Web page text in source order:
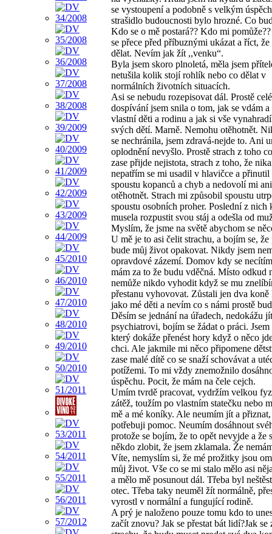
se vystoupení a podobně s velkým
strašidlo budoucnosti bylo hrozné. Co
Kdo se o mě postará?? Kdo mi
se přece před příbuznými ukázat a říct,
dělat. Nevím jak žít ,,venku“.
Byla jsem skoro plnoletá, měla jsem
netušila kolik stojí rohlík nebo co dělat v
normálních životních situacích.
Asi se nebudu rozepisovat dál. Prostě celé
dospívání jsem snila o tom, jak se vdám
vlastní děti a rodinu a jak si vše
svých dětí. Marně. Nemohu otěhotnět.
se nechránila, jsem zdravá-nejde to. Ani
oplodnění nevyšlo. Prostě strach z toho
zase přijde nejistota, strach z toho, že
nepatřím se mi usadil v hlavičce a přinutil
spoustu kopanců a chyb a nedovolí mi ani
otěhotnět. Strach mi způsobil spoustu
spoustu osobních proher. Poslední z nich
musela rozpustit svou stáj a odešla od
Myslím, že jsme na světě abychom se
U mě je to asi čelit strachu, a bojím se, že
bude můj život opakovat. Nikdy jsem
opravdové zázemí. Domov kdy se
mám za to že budu vděčná. Místo odkud
nemůže nikdo vyhodit když se mu
přestanu vyhovovat. Zůstali jen dva koně
jako mé děti a nevím co s námi prostě
Děsím se jednání na úřadech, nedokážu
psychiatrovi, bojím se žádat o práci.
který dokáže přenést hory když o něco
chci. Ale jakmile mi něco připomene
zase malé dítě co se snaží schovávat a
potížemi. To mi vždy znemožnilo
úspěchu. Pocit, že mám na čele cejch.
Umím tvrdě pracovat, vydržím velkou
zátěž, toužím po vlastním statečku nebo
mě a mé koníky. Ale neumím jít a přiznat,
potřebuji pomoc. Neumím dosáhnout
protože se bojím, že to opět nevyjde a že
někdo zlobit, že jsem zklamala. Že
Víte, nemyslím si, že mé prožitky jsou
můj život. Vše co se mi stalo mělo asi
a mělo mě posunout dál. Třeba byl
otec. Třeba taky neuměl žít normálně,
vyrostl v normální a fungující rodině.
A prý je naloženo pouze tomu kdo to
začít znovu? Jak se přestat bát lidí?Jak se